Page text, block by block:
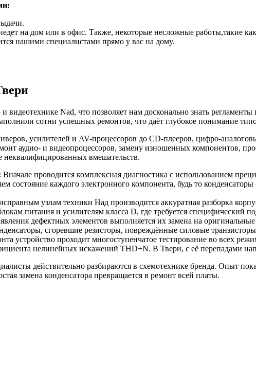
на дом или в офис. Также, некоторые несложные работы,такие
нашими специалистами прямо у вас на дому.
Nad, что позволяет нам досконально знать
сотни успешных ремонтов, что даёт глубокое понимание
усилителей и AV-процессоров до CD-плееров, цифро-
аудио- и видеопроцессоров, замену изношенных компонентов,
неквалифицированных вмешательств.
Вначале проводится комплексная диагностика с использованием
состояние каждого электронного компонента, будь то
узлам техники Над производится аккуратная разборка
питания и усилителям класса D, где требуется специфический
дефектных элементов выполняется их замена на
сгоревшие резисторы, повреждённые силовые
устройство проходит многоступенчатое тестирование во всех
нелинейных искажений THD+N. В Твери, с её перепадами
действительно разбираются в схемотехнике бренда. Опыт
замена конденсатора превращается в ремонт всей платы.